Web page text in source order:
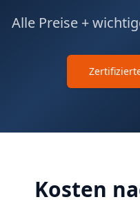
Alle Preise +
Kosten